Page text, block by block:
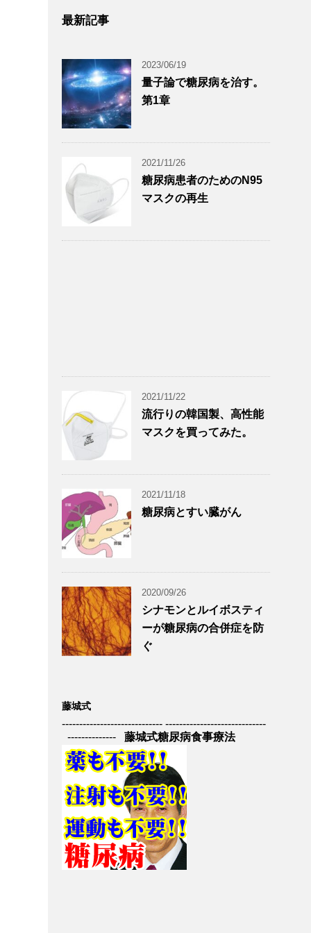
最新記事
2023/06/19
量子論で糖尿病を治す。
第1章
2021/11/26
糖尿病患者のためのN95
マスクの再生
2021/11/22
流行りの韓国製、高性能
マスクを買ってみた。
2021/11/18
糖尿病とすい臓がん
2020/09/26
シナモンとルイボスティ
ーが糖尿病の合併症を防
ぐ
藤城式
----------------------------- -----------------------------
-------------- 藤城式糖尿病食事療法